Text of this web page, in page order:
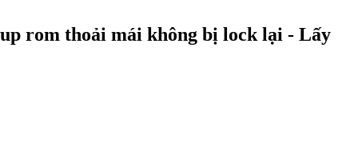
rom thoải mái không bị lock lại - Lấy